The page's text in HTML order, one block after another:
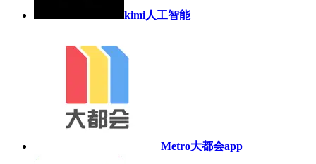
kimi人工智能
Metro大都会app